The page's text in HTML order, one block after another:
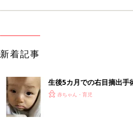
新着記事
生後5カ月での右目摘出手
の生活【網膜芽細胞腫】
赤ちゃん・育児